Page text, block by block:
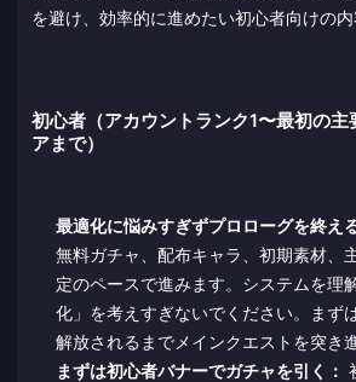
を避け、効率的に進めたい初心者向けの内
初心者（アカウントランク1〜最初の主
アまで）
最適化に悩みすぎずプロローグを終え
無料ガチャ、配布キャラ、初期素材、
定のペースで進みます。システムを理
化」を考えすぎないでください。まず
解放されるまでメインクエストを突き
まずは初心者バナーでガチャを引く：